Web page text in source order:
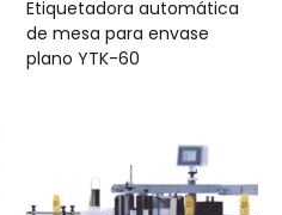
Etiquetadora automática
de mesa para envase
plano YTK-60